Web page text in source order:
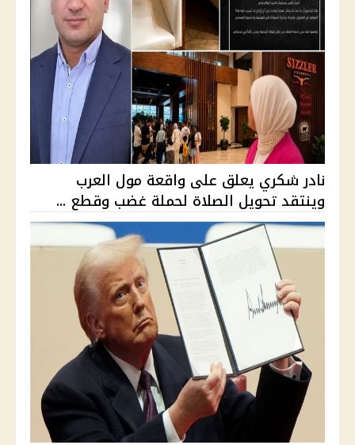
نادر شكري يعلق على واقعة مول العرب
وينتقد تحويل الصلاة لحملة غضب وقطع ...